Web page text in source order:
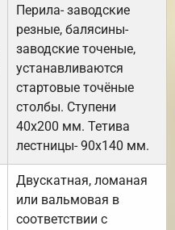
Перила- заводские
резные, балясины-
заводские точеные,
устанавливаются
стартовые точёные
столбы. Ступени
40х200 мм. Тетива
лестницы- 90х140 мм.
Двускатная, ломаная
или вальмовая в
соответствии с